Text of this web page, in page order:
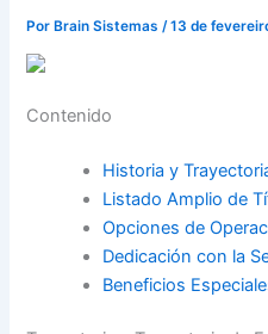
PorBrain Sistemas /13 de
Contenido
Historia y
Listado Amplio de
Opciones de
Dedicación con la
Beneficios